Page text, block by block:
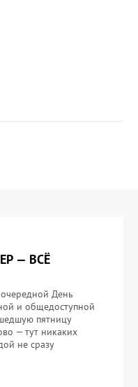
— ВСЁ
День
и общедоступной
пятницу
— тут никаких
не сразу